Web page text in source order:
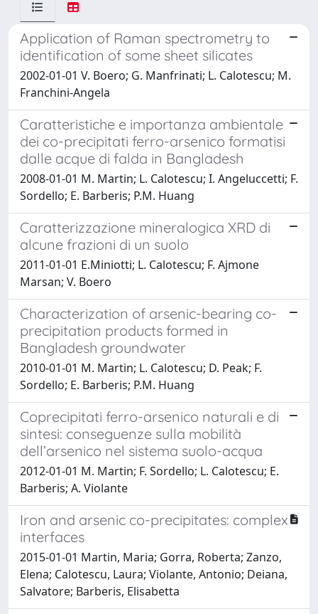
Application of Raman spectrometry to
identification of some sheet silicates
2002-01-01 V. Boero; G. Manfrinati; L. Calotescu; M.
Franchini-Angela
Caratteristiche e importanza ambientale
dei co-precipitati ferro-arsenico formatisi
dalle acque di falda in Bangladesh
2008-01-01 M. Martin; L. Calotescu; I. Angeluccetti; F.
Sordello; E. Barberis; P.M. Huang
Caratterizzazione mineralogica XRD di
alcune frazioni di un suolo
2011-01-01 E.Miniotti; L. Calotescu; F. Ajmone
Marsan; V. Boero
Characterization of arsenic-bearing co-
precipitation products formed in
Bangladesh groundwater
2010-01-01 M. Martin; L. Calotescu; D. Peak; F.
Sordello; E. Barberis; P.M. Huang
Coprecipitati ferro-arsenico naturali e di
sintesi: conseguenze sulla mobilità
dell’arsenico nel sistema suolo-acqua
2012-01-01 M. Martin; F. Sordello; L. Calotescu; E.
Barberis; A. Violante
Iron and arsenic co-precipitates: complex
interfaces
2015-01-01 Martin, Maria; Gorra, Roberta; Zanzo,
Elena; Calotescu, Laura; Violante, Antonio; Deiana,
Salvatore; Barberis, Elisabetta